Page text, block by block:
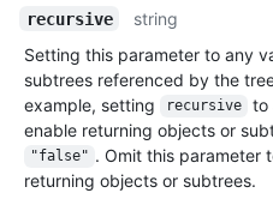
recursive
string
Setting this parameter to any
subtrees referenced by the
example, setting
recursive
to
enable returning objects or
"false" . Omit this parameter
returning objects or subtrees.